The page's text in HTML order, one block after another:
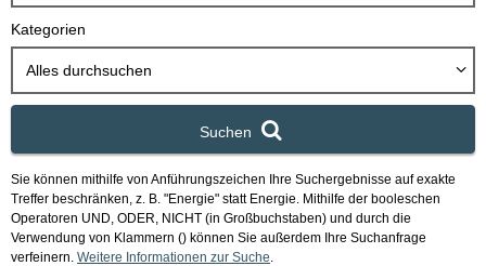
o
n
g
a
Kategorien
Alles durchsuchen
Suchen
Sie können mithilfe von Anführungszeichen Ihre Suchergebnisse auf exakte
Treffer beschränken, z. B. "Energie" statt Energie. Mithilfe der booleschen
Operatoren UND, ODER, NICHT (in Großbuchstaben) und durch die
Verwendung von Klammern () können Sie außerdem Ihre Suchanfrage
verfeinern. Weitere Informationen zur Suche